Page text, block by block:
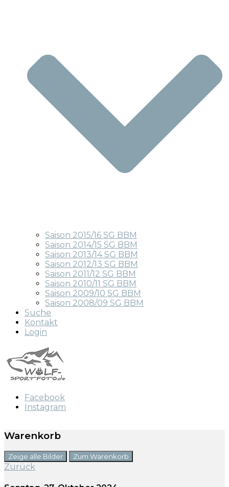
Saison 2015/16 SG BBM
Saison 2014/15 SG BBM
Saison 2013/14 SG BBM
Saison 2012/13 SG BBM
Saison 2011/12 SG BBM
Saison 2010/11 SG BBM
Saison 2009/10 SG BBM
Saison 2008/09 SG BBM
Suche
Kontakt
Login
Facebook
Instagram
Warenkorb
Zeige alle Bilder Zum Warenkorb
Zurück